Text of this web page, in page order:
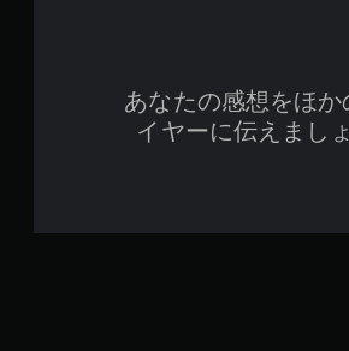
あなたの感想をほか
イヤーに伝えましょ